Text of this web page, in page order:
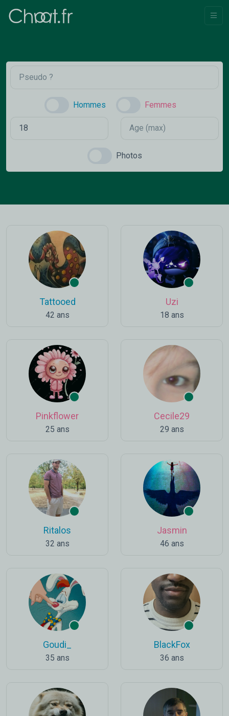
Hommes Femmes
Photos
Tattooed
42 ans
Uzi
18 ans
Pinkflower
25 ans
Cecile29
29 ans
Ritalos
32 ans
Jasmin
46 ans
Goudi_
35 ans
BlackFox
36 ans